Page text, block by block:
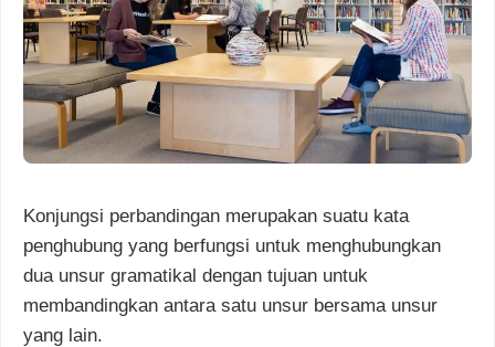
Konjungsi perbandingan merupakan suatu kata
penghubung yang berfungsi untuk menghubungkan
dua unsur gramatikal dengan tujuan untuk
membandingkan antara satu unsur bersama unsur
yang lain.